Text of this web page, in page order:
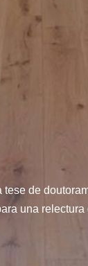
de
una relectura